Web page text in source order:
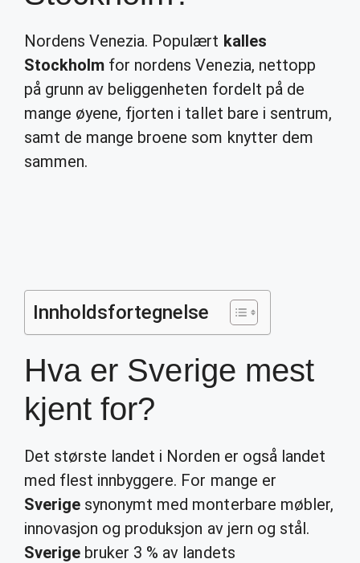
Nordens Venezia. Populært kalles
Stockholm for nordens Venezia, nettopp
på grunn av beliggenheten fordelt på de
mange øyene, fjorten i tallet bare i sentrum,
samt de mange broene som knytter dem
sammen.
Innholdsfortegnelse
Hva er Sverige mest
kjent for?
Det største landet i Norden er også landet
med flest innbyggere. For mange er
Sverige synonymt med monterbare møbler,
innovasjon og produksjon av jern og stål.
Sverige bruker 3 % av landets